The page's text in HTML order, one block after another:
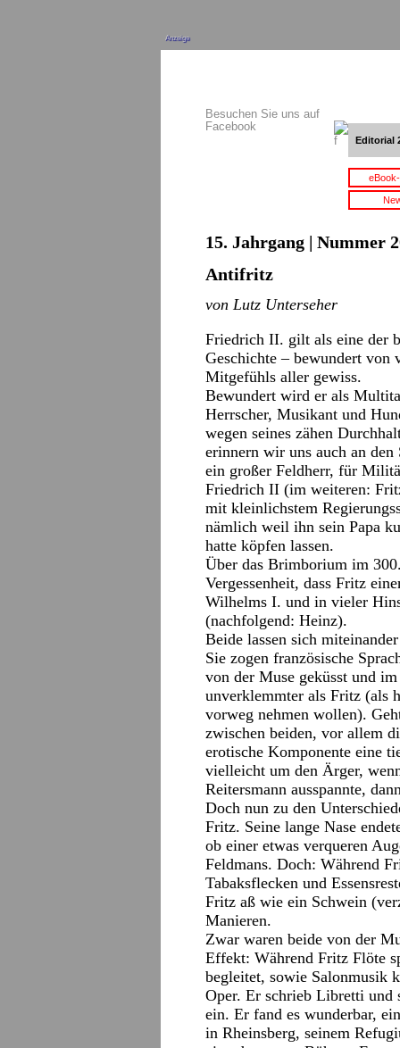
Anzeige
Besuchen Sie uns auf
Facebook
Editorial
15. Jahrgang | Nummer
Antifritz
von Lutz Unterseher
Friedrich II. gilt als eine der
Geschichte – bewundert
Mitgefühls aller gewiss.
Bewundert wird er als
Herrscher, Musikant und
wegen seines zähen
erinnern wir uns auch an
ein großer Feldherr, für
Friedrich II (im weiteren:
mit kleinlichstem
nämlich weil ihn sein Papa
hatte köpfen lassen.
Über das Brimborium im
Vergessenheit, dass Fritz
Wilhelms I. und in vieler
(nachfolgend: Heinz).
Beide lassen sich
Sie zogen französische
von der Muse geküsst und
unverklemmter als Fritz (als
vorweg nehmen wollen).
zwischen beiden, vor allem
erotische Komponente eine
vielleicht um den Ärger,
Reitersmann ausspannte,
Doch nun zu den
Fritz. Seine lange Nase
ob einer etwas verqueren
Feldmans. Doch: Während
Tabaksflecken und
Fritz aß wie ein Schwein
Manieren.
Zwar waren beide von der
Effekt: Während Fritz Flöte
begleitet, sowie Salonmusik
Oper. Er schrieb Libretti und
ein. Er fand es wunderbar,
in Rheinsberg, seinem